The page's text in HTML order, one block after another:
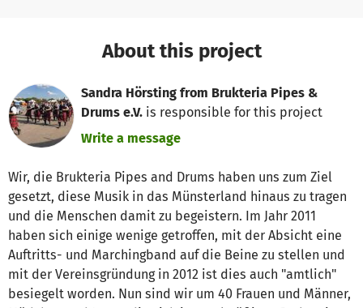
About this project
Sandra Hörsting from Brukteria Pipes &
Drums e.V. is responsible for this project
Write a message
Wir, die Brukteria Pipes and Drums haben uns zum Ziel
gesetzt, diese Musik in das Münsterland hinaus zu tragen
und die Menschen damit zu begeistern. Im Jahr 2011
haben sich einige wenige getroffen, mit der Absicht eine
Auftritts- und Marchingband auf die Beine zu stellen und
mit der Vereinsgründung in 2012 ist dies auch "amtlich"
besiegelt worden. Nun sind wir um 40 Frauen und Männer,